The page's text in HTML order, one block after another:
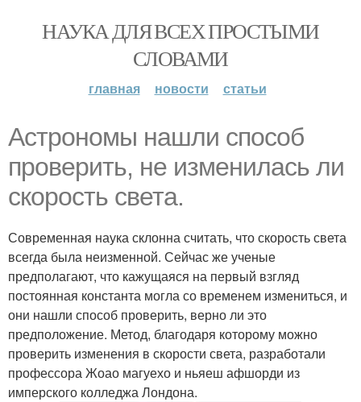
НАУКА ДЛЯ ВСЕХ ПРОСТЫМИ
СЛОВАМИ
главная новости статьи
Астрономы нашли способ
проверить, не изменилась ли
скорость света.
Современная наука склонна считать, что скорость света
всегда была неизменной. Сейчас же ученые
предполагают, что кажущаяся на первый взгляд
постоянная константа могла со временем измениться, и
они нашли способ проверить, верно ли это
предположение. Метод, благодаря которому можно
проверить изменения в скорости света, разработали
профессора Жоао магуехо и ньяеш афшорди из
имперского колледжа Лондона.